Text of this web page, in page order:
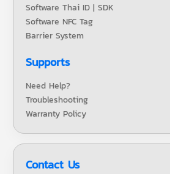
Software Thai ID | SDK
Software NFC Tag
Barrier System
Supports
Need Help?
Troubleshooting
Warranty Policy
Contact Us